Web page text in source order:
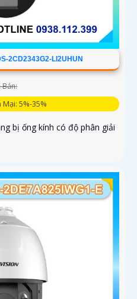
2CD2343G2-LI2UHUN
Bán:
5%-35%
bị ống kính có độ phân giải